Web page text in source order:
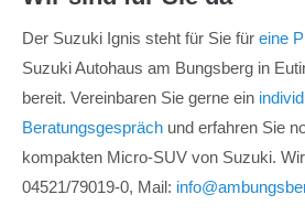
Der Suzuki Ignis steht für Sie für eine
Suzuki Autohaus am Bungsberg in
bereit. Vereinbaren Sie gerne ein
Beratungsgespräch und erfahren Sie
kompakten Micro-SUV von Suzuki.
04521/79019-0, Mail: